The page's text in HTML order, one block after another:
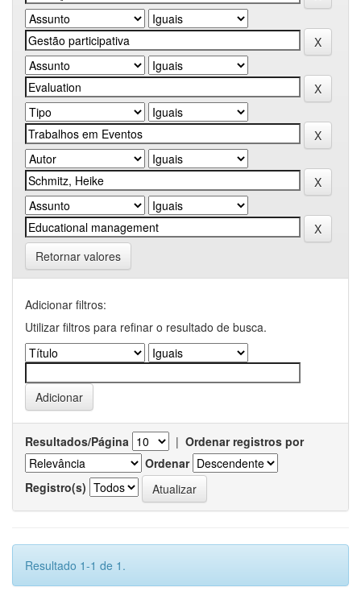
Retornar valores
Adicionar filtros:
Utilizar filtros para refinar o resultado de busca.
Resultados/Página | Ordenar registros por
Ordenar
Registro(s)
Resultado 1-1 de 1.